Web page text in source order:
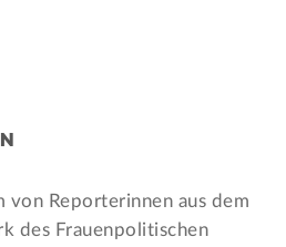
von Reporterinnen aus dem
des Frauen­politischen